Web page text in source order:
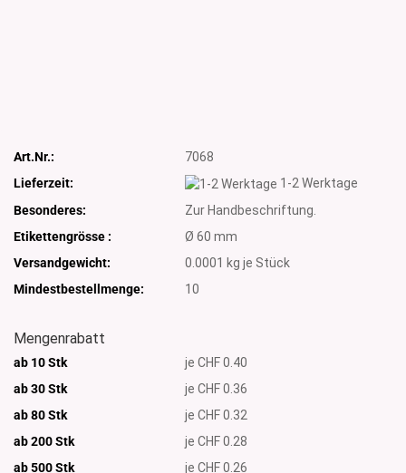
Art.Nr.:
7068
Lieferzeit:
1-2 Werktage
Besonderes:
Zur Handbeschriftung.
Etikettengrösse :
Ø 60 mm
Versandgewicht:
0.0001 kg je Stück
Mindestbestellmenge:
10
Mengenrabatt
ab 10 Stk
je CHF 0.40
ab 30 Stk
je CHF 0.36
ab 80 Stk
je CHF 0.32
ab 200 Stk
je CHF 0.28
ab 500Stk je CHF 0.26